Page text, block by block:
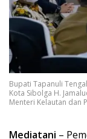
Bupati Tapanuli
Kota Sibolga H.
Menteri Kelautan dan
Mediatani –